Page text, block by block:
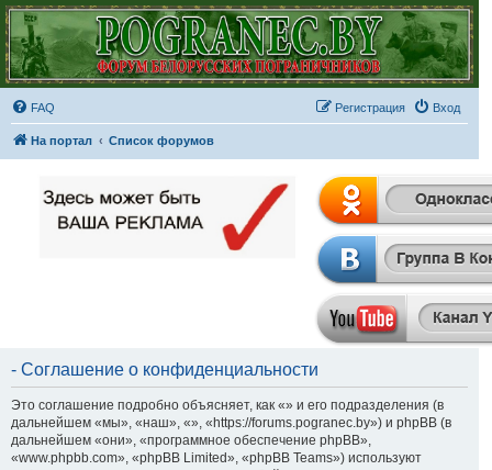
FAQ Вход
Регистрация
На портал Список форумов
- Соглашение о конфиденциальности
Это соглашение подробно объясняет, как «» и его подразделения (в
дальнейшем «мы», «наш», «», «https://forums.pogranec.by») и phpBB (в
дальнейшем «они», «программное обеспечение phpBB»,
«www.phpbb.com», «phpBB Limited», «phpBB Teams») используют